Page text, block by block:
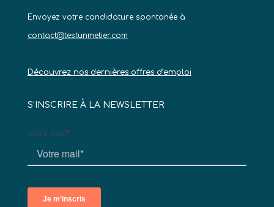
Envoyez votre candidature spontanée à
contact@testunmetier.com
Découvrez nos dernières offres d’emploi
S’INSCRIRE À LA NEWSLETTER